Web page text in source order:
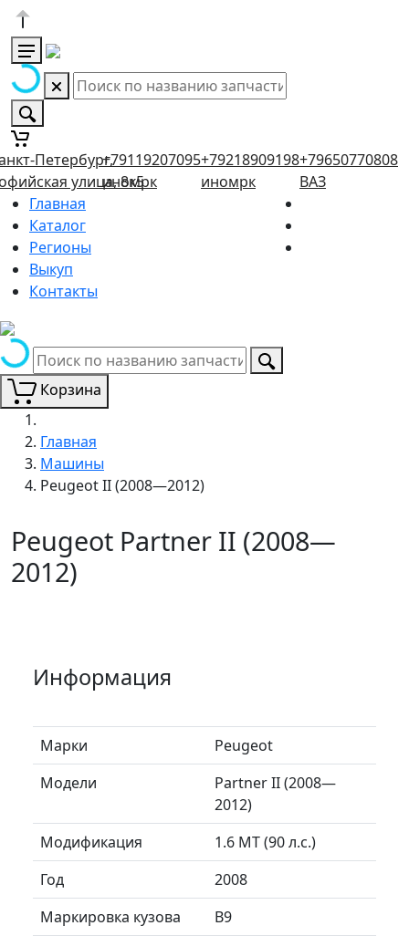
Петербург,
улица, 8к5
+79119207095
иномрк
+79218909198
иномрк
+79650770808
ВАЗ
Главная
Каталог
Регионы
Выкуп
Контакты
Корзина
Главная
Машины
Peugeot II (2008—2012)
Peugeot Partner II (2008—
2012)
Информация
Марки
Peugeot
Модели
Partner II (2008—
2012)
Модификация
1.6 MT (90 л.с.)
Год
2008
Маркировка кузова
B9